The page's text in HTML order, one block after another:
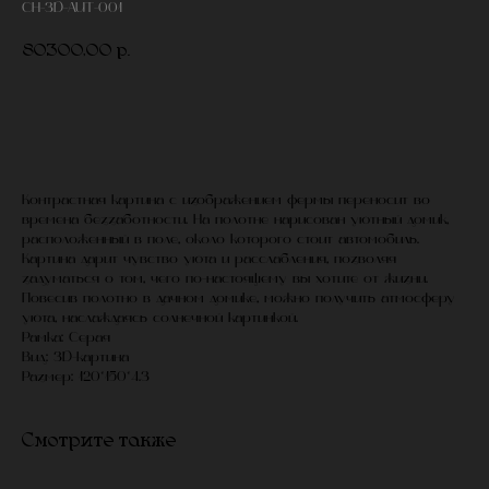
СH-3D-AUT-001
80300,00 р.
Контрастная картина с изображением фермы переносит во
времена беззаботности. На полотне нарисован уютный домик,
расположенный в поле, около которого стоит автомобиль.
Картина дарит чувство уюта и расслабления, позволяя
задуматься о том, чего по-настоящему вы хотите от жизни.
Повесив полотно в дачном домике, можно получить атмосферу
уюта, наслаждаясь солнечной картинкой.
Рамка: Серая
Вид: 3D-картина
Размер: 120*150*4.3
Смотрите также